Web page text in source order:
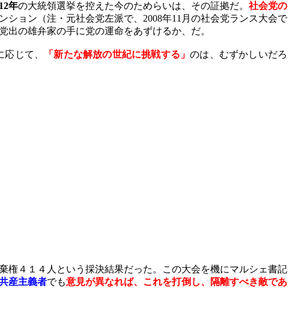
年の大統領選挙を控えた今のためらいは、その証拠だ。 社会党の
ョン（注・元社会党左派で、 2008年11 月の社会党ランス大会で
の雄弁家の手に党の運命をあずけるか、だ。
じて、 「新たな解放の世紀に挑戦する」のは、むずかしいだろ
権４１４人という採決結果だった。この大会を機にマルシェ書記
産主義者でも意見が異なれば、これを打倒し、隔離すべき敵であ